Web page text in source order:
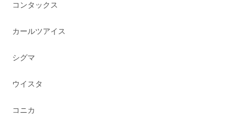
コンタックス
カールツアイス
シグマ
ウイスタ
コニカ